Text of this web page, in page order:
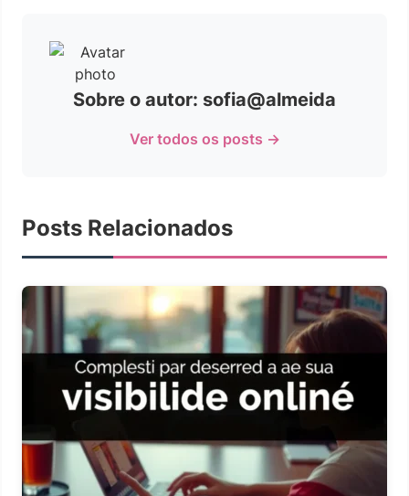
Sobre o autor: sofia@almeida
Ver todos os posts →
Posts Relacionados